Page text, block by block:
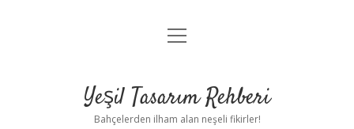
Anasayfa
Yasal Uyarı
menüyü
Yeşil Tasarım Rehberi
Bahçelerden ilham alan neşeli fikirler!